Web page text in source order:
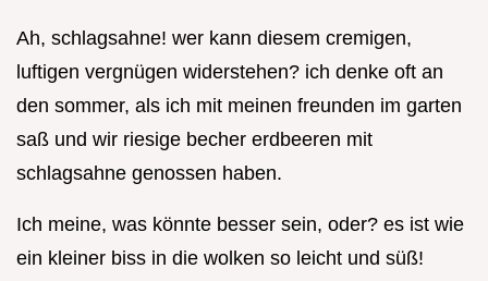
Ah, schlagsahne! wer kann diesem cremigen,
luftigen vergnügen widerstehen? ich denke oft an
den sommer, als ich mit meinen freunden im garten
saß und wir riesige becher erdbeeren mit
schlagsahne genossen haben.
Ich meine, was könnte besser sein, oder? es ist wie
ein kleiner biss in die wolken so leicht und süß!